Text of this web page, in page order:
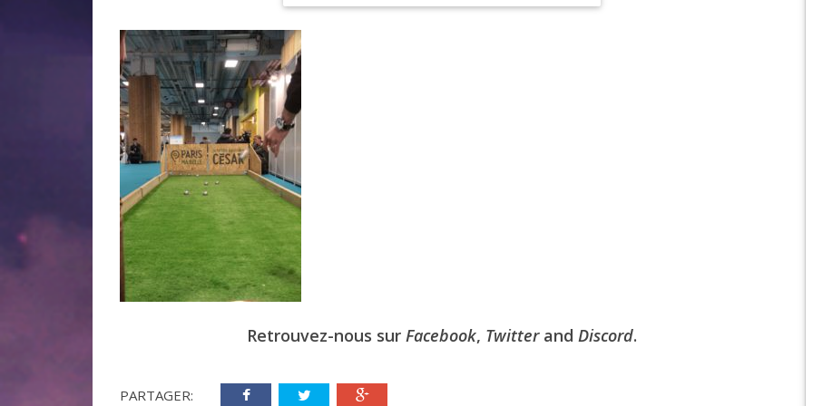
EPIC 7.1 : BREATH
Retrouvez-nous sur Facebook, Twitterand Discord.
PARTAGER: